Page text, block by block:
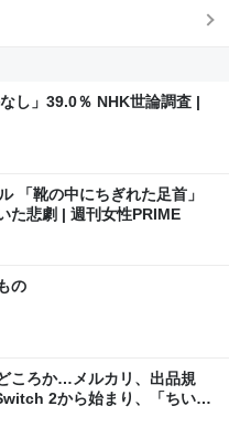
し」39.0％ NHK世論調査 |
「靴の中にちぎれた足首」
た悲劇 | 週刊女性PRIME
の
ころか…メルカリ、出品規
2から始まり、「ちいか